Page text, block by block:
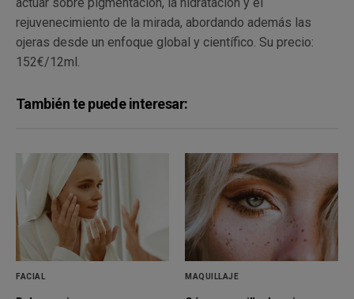
actuar sobre pigmentación, la hidratación y el
rejuvenecimiento de la mirada, abordando además las
ojeras desde un enfoque global y científico. Su precio:
152€/12ml.
También te puede interesar:
FACIAL MAQUILLAJE